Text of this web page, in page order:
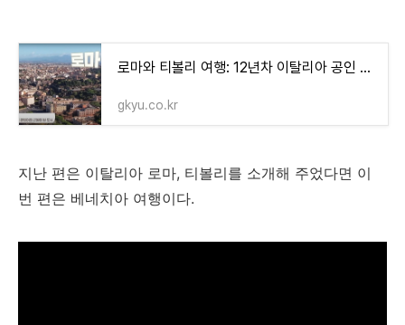
로마와 티볼리 여행: 12년차 이탈리아 공인 가이드가 엄선한 명소와 맛집
gkyu.co.kr
지난 편은 이탈리아 로마, 티볼리를 소개해 주었다면 이
번 편은 베네치아 여행이다.